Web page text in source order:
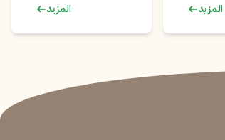
المزيد
المزيد